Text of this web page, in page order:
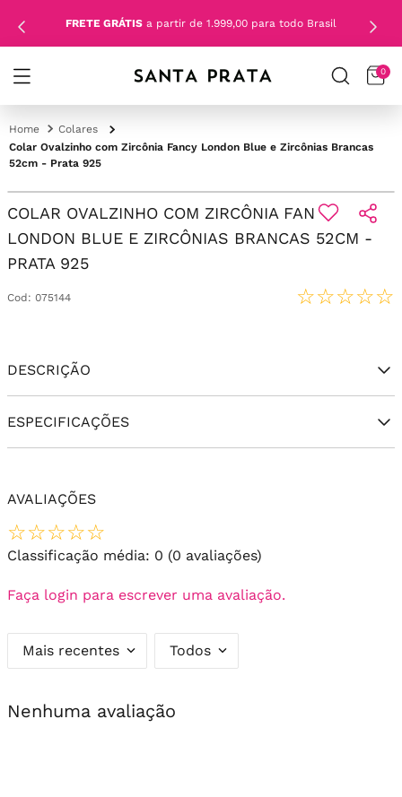
FRETE GRÁTIS a partir de 1.999,00 para todo Brasil
0
Colares
Colar Ovalzinho com Zircônia Fancy London Blue e Zircônias Brancas
52cm - Prata 925
COLAR OVALZINHO COM ZIRCÔNIA FANCY
LONDON BLUE E ZIRCÔNIAS BRANCAS 52CM -
PRATA 925
Cod : 075144 ☆☆☆☆☆
DESCRIÇÃO
ESPECIFICAÇÕES
AVALIAÇÕES
☆☆☆☆☆
Classificação média: 0 (0 avaliações)
Faça login para escrever uma avaliação.
Mais recentes Todos
Nenhuma avaliação